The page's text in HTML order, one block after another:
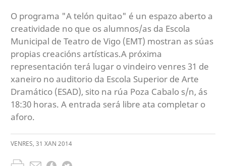
O programa "A telón quitao" é un espazo aberto a
creatividade no que os alumnos/as da Escola
Municipal de Teatro de Vigo (EMT) mostran as súas
propias creacións artísticas.A próxima
representación terá lugar o vindeiro venres 31 de
xaneiro no auditorio da Escola Superior de Arte
Dramático (ESAD), sito na rúa Poza Cabalo s/n, ás
18:30 horas. A entrada será libre ata completar o
aforo.
VENRES, 31 XAN 2014